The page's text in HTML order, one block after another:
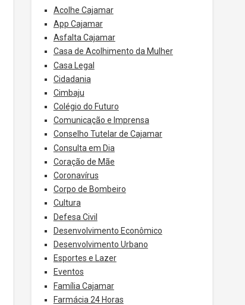
Acolhe Cajamar
App Cajamar
Asfalta Cajamar
Casa de Acolhimento da Mulher
Casa Legal
Cidadania
Cimbaju
Colégio do Futuro
Comunicação e Imprensa
Conselho Tutelar de Cajamar
Consulta em Dia
Coração de Mãe
Coronavírus
Corpo de Bombeiro
Cultura
Defesa Civil
Desenvolvimento Econômico
Desenvolvimento Urbano
Esportes e Lazer
Eventos
Família Cajamar
Farmácia 24 Horas